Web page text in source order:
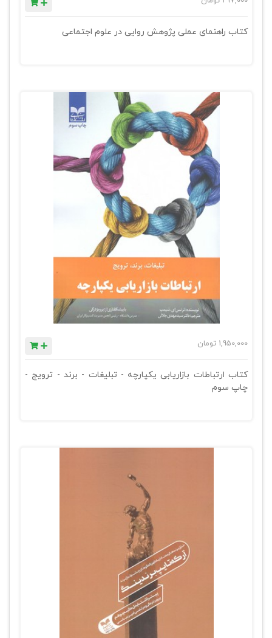
کتاب راهنمای عملی پژوهش روایی در علوم اجتماعی
1,950,000 تومان
کتاب ارتباطات بازاریابی یکپارچه - تبلیغات - برند - ترویج -
چاپ سوم